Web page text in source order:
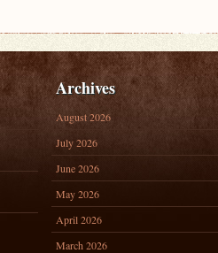
Archives
August 2026
July 2026
June 2026
May 2026
April 2026
March 2026